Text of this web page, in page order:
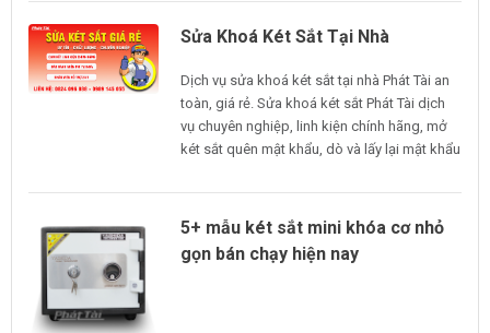
Sửa Khoá Két Sắt Tại Nhà
Dịch vụ sửa khoá két sắt tại nhà Phát Tài an
toàn, giá rẻ. Sửa khoá két sắt Phát Tài dịch
vụ chuyên nghiệp, linh kiện chính hãng, mở
két sắt quên mật khẩu, dò và lấy lại mật khẩu
5+ mẫu két sắt mini khóa cơ nhỏ
gọn bán chạy hiện nay